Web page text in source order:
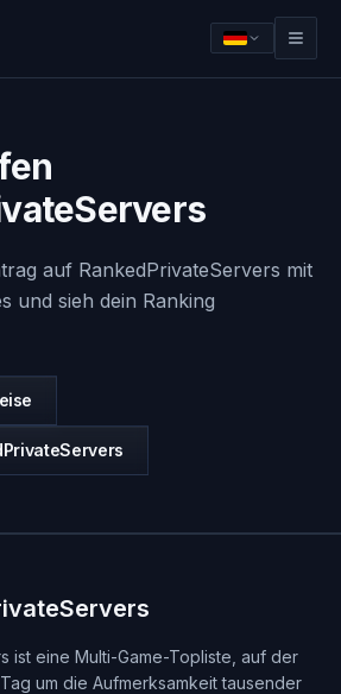
auf RankedPrivateServers mit
und sieh dein Ranking
ist eine Multi-Game-Topliste, auf der
um die Aufmerksamkeit tausender